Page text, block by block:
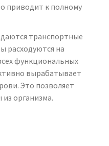
приводит к полному
транспортные
расходуются на
функциональных
вырабатывает
Это позволяет
организма.